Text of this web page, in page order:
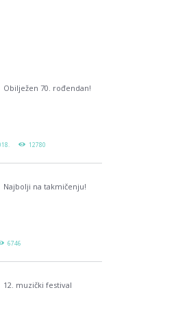
Obilježen 70. rođendan!
12780
Najbolji na takmičenju!
6746
12. muzički festival